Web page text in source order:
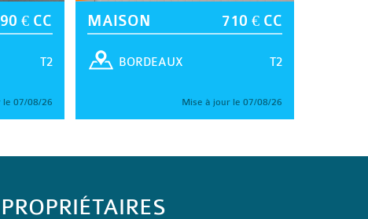
€ CC
T2
le 07/08/26
MAISON 710 € CC
T2
BORDEAUX
Mise à jour le 07/08/26
PROPRIÉTAIRES